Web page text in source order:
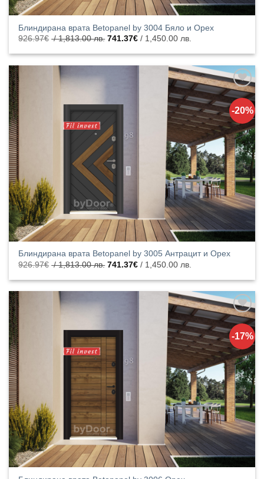
Блиндирана врата Betopanel by 3004 Бяло и Орех
926.97€ / 1,813.00 лв. Original
was:
741.37€ / 1,450.00 лв.
е:
/
1,450.00
лв..
-20%
Добавяне
към
списъка с
харесани
продукти
Блиндирана врата Betopanel by 3005 Антрацит и Орех
926.97€ / 1,813.00 лв. Original
was:
741.37€ / 1,450.00 лв.
е:
/
1,450.00
лв..
-17%
Добавяне
към
списъка с
харесани
продукти